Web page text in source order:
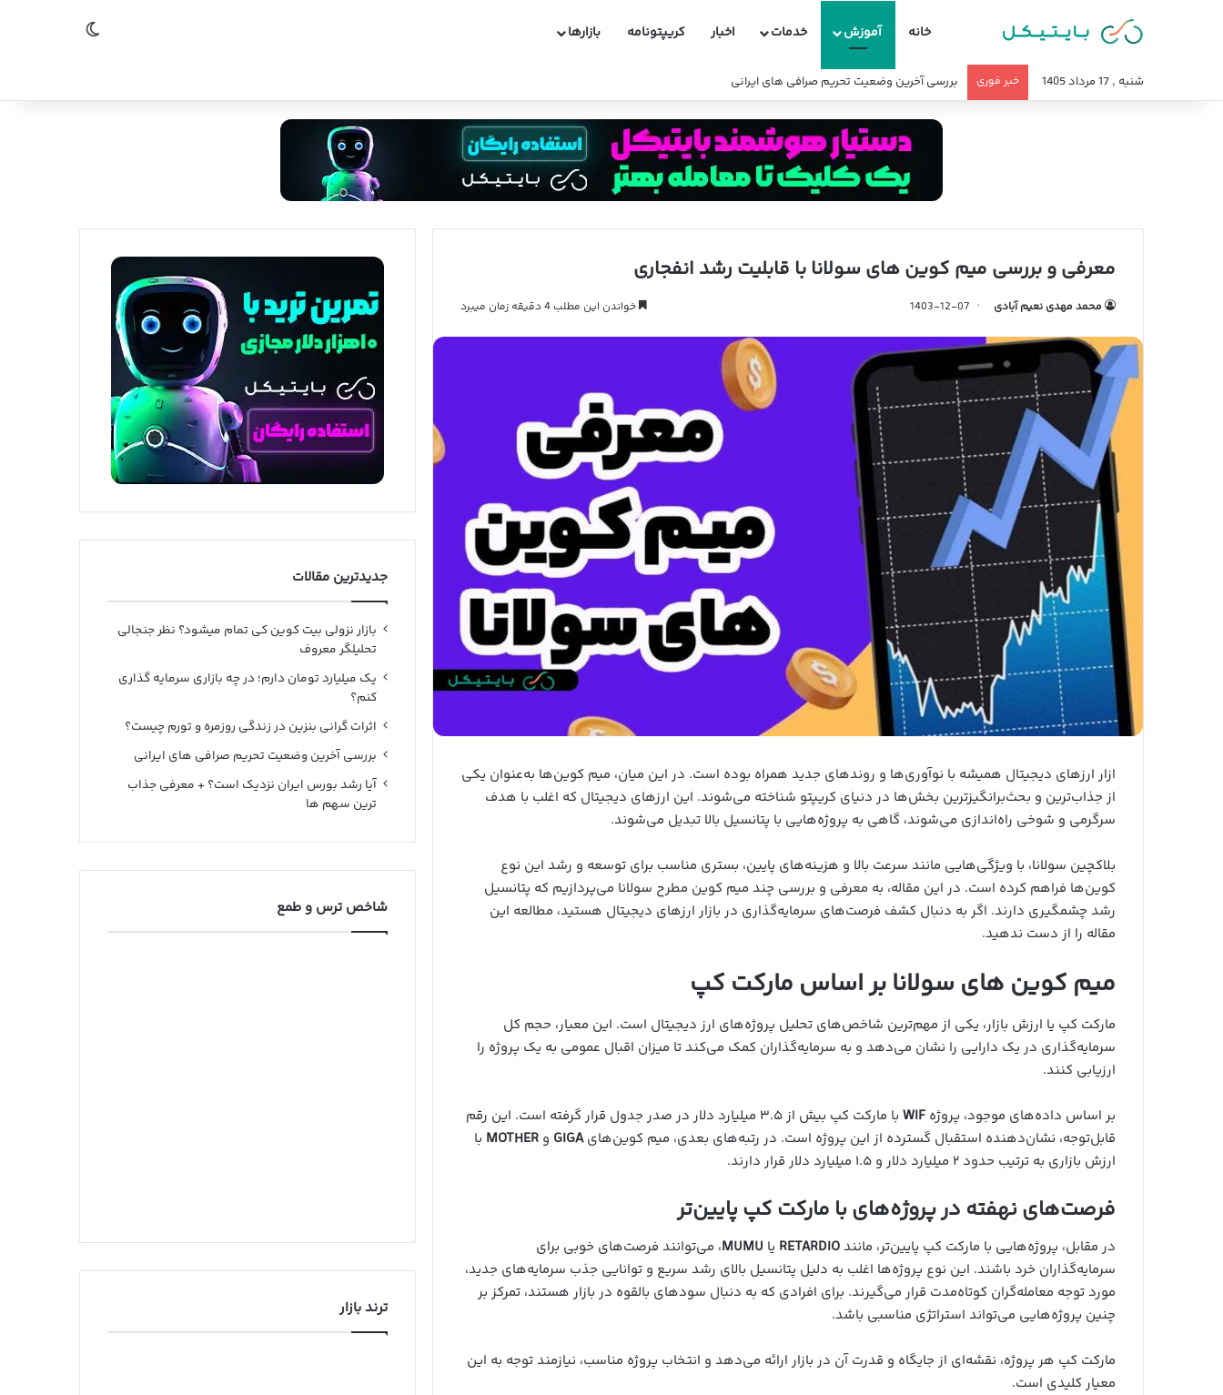
خانه آموزش خدمات اخبار کریپتونامه بازارها
شنبه , 17 مرداد 1405 خبر فوری بررسی آخرین وضعیت تحریم صرافی های ایرانی
معرفی و بررسی میم کوین های سولانا با قابلیت رشد انفجاری
محمد مهدی نعیم آبادی 1403-12-07 خواندن این مطلب 4 دقیقه زمان میبرد
ازار ارزهای دیجیتال همیشه با نوآوری‌ها و روندهای جدید همراه بوده است. در این میان، میم کوین‌ها به‌عنوان یکی
از جذاب‌ترین و بحث‌برانگیزترین بخش‌ها در دنیای کریپتو شناخته می‌شوند. این ارزهای دیجیتال که اغلب با هدف
سرگرمی و شوخی راه‌اندازی می‌شوند، گاهی به پروژه‌هایی با پتانسیل بالا تبدیل می‌شوند.
بلاکچین سولانا، با ویژگی‌هایی مانند سرعت بالا و هزینه‌های پایین، بستری مناسب برای توسعه و رشد این نوع
کوین‌ها فراهم کرده است. در این مقاله، به معرفی و بررسی چند میم کوین مطرح سولانا می‌پردازیم که پتانسیل
رشد چشمگیری دارند. اگر به دنبال کشف فرصت‌های سرمایه‌گذاری در بازار ارزهای دیجیتال هستید، مطالعه این
مقاله را از دست ندهید.
میم کوین های سولانا بر اساس مارکت کپ
مارکت کپ یا ارزش بازار، یکی از مهم‌ترین شاخص‌های تحلیل پروژه‌های ارز دیجیتال است. این معیار، حجم کل
سرمایه‌گذاری در یک دارایی را نشان می‌دهد و به سرمایه‌گذاران کمک می‌کند تا میزان اقبال عمومی به یک پروژه را
ارزیابی کنند.
بر اساس داده‌های موجود، پروژه WIF
با مارکت کپ بیش از ۳.۵ میلیارد دلار در صدر جدول قرار گرفته است. این رقم
قابل‌توجه، نشان‌دهنده استقبال گسترده از این پروژه است. در رتبه‌های بعدی، میم کوین‌هایGIGA و MOTHER با
ارزش بازاری به ترتیب حدود ۲ میلیارد دلار و ۱.۵ میلیارد دلار قرار دارند.
فرصت‌های نهفته در پروژه‌های با مارکت کپ پایین‌تر
در مقابل، پروژه‌هایی با مارکت کپ پایین‌تر، مانندRETARDIO یا MUMU، می‌توانند فرصت‌های خوبی برای
سرمایه‌گذاران خرد باشند. این نوع پروژه‌ها اغلب به دلیل پتانسیل بالای رشد سریع و توانایی جذب سرمایه‌های جدید،
مورد توجه معامله‌گران کوتاه‌مدت قرار می‌گیرند. برای افرادی که به دنبال سودهای بالقوه در بازار هستند، تمرکز بر
چنین پروژه‌هایی می‌تواند استراتژی مناسبی باشد.
مارکت کپ هر پروژه، نقشه‌ای از جایگاه و قدرت آن در بازار ارائه می‌دهد و انتخاب پروژه مناسب، نیازمند توجه به این
معیار کلیدی است.
جدیدترین مقالات
بازار نزولی بیت کوین کی تمام میشود؟ نظر جنجالی
تحلیلگر معروف
یک میلیارد تومان دارم؛ در چه بازاری سرمایه گذاری
کنم؟
اثرات گرانی بنزین در زندگی روزمره و تورم چیست؟
بررسی آخرین وضعیت تحریم صرافی های ایرانی
آیا رشد بورس ایران نزدیک است؟ + معرفی جذاب
ترین سهم ها
شاخص ترس و طمع
ترند بازار